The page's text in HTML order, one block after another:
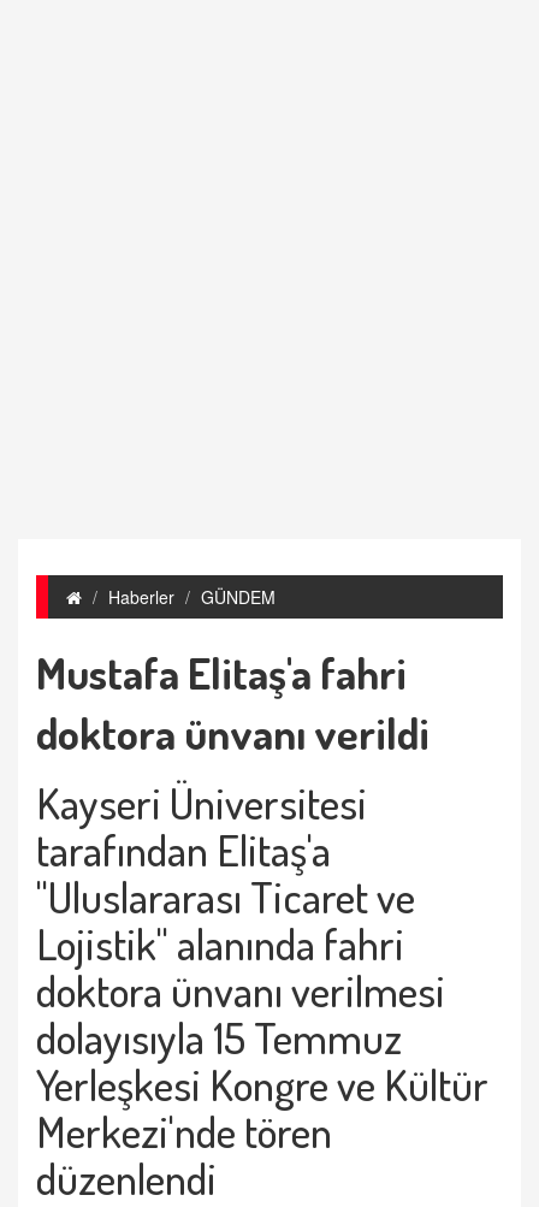
Haberler GÜNDEM
Mustafa Elitaş'a fahri
doktora ünvanı verildi
Kayseri Üniversitesi
tarafından Elitaş'a
"Uluslararası Ticaret ve
Lojistik" alanında fahri
doktora ünvanı verilmesi
dolayısıyla 15 Temmuz
Yerleşkesi Kongre ve Kültür
Merkezi'nde tören
düzenlendi